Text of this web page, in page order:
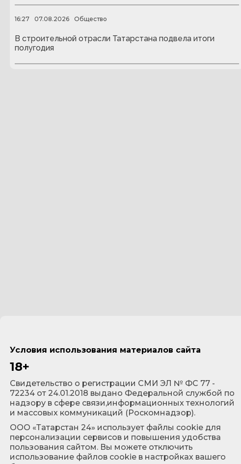
16:27 07.08.2026 Общество
В строительной отрасли Татарстана подвела итоги
полугодия
Условия использования материалов сайта
18+
Cвидетельство о регистрации СМИ ЭЛ № ФС 77 -
72234 от 24.01.2018 выдано Федеральной службой по
надзору в сфере связи,информационных технологий
и массовых коммуникаций (Роскомнадзор).
ООО «Татарстан 24» использует файлы cookie для
персонализации сервисов и повышения удобства
пользования сайтом. Вы можете отключить
использование файлов cookie в настройках вашего